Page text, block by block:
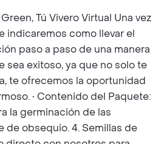
Tú Vivero Virtual Una vez
indicaremos como llevar el
paso a paso de una manera
sea exitoso, ya que no solo te
te ofrecemos la oportunidad
• Contenido del Paquete:
la germinación de las
de obsequio. 4. Semillas de